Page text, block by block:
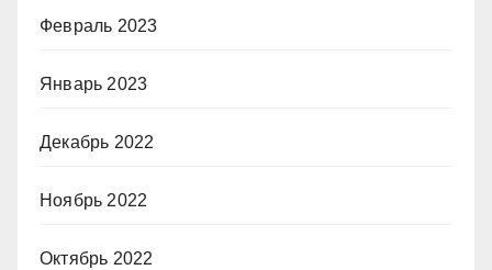
Февраль 2023
Январь 2023
Декабрь 2022
Ноябрь 2022
Октябрь 2022